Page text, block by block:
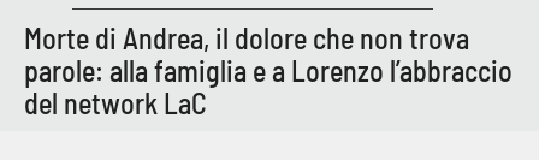
Morte di Andrea, il dolore che non trova
parole: alla famiglia e a Lorenzo l’abbraccio
del network LaC